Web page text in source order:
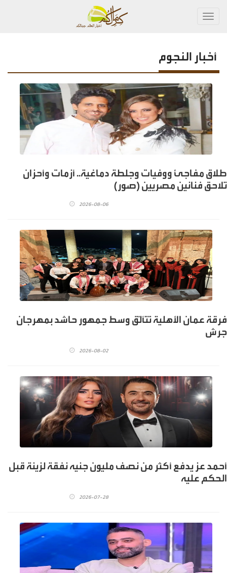
أخبار النجوم
طلاق مفاجئ ووفيات وجلطة دماغية.. أزمات وأحزان
تلاحق فنانين مصريين (صور)
2026-08-06
فرقة عمان الأهلية تتألّق وسط جمهور حاشد بمهرجان
جرش
2026-08-02
أحمد عز يدفع أكثر من نصف مليون جنيه نفقة لزينة قبل
الحكم عليه
2026-07-28